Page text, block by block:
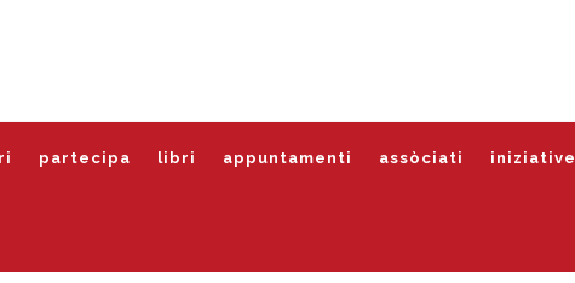
partecipa libri appuntamenti assòciati iniziative